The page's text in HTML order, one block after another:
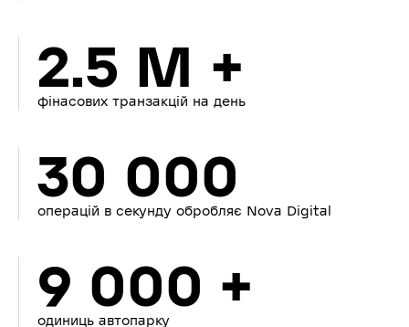
2.5 M +
фінасових транзакцій на день
30 000
операцій в секунду обробляє Nova Digital
9 000 +
одиниць автопарку